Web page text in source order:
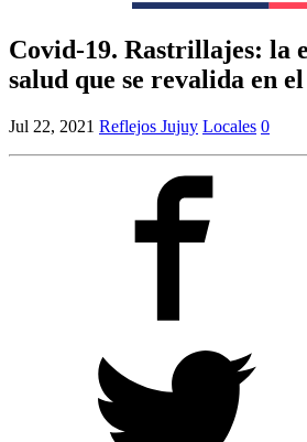
Covid-19. Rastrillajes: la
salud que se revalida en
Jul 22, 2021 Reflejos Jujuy Locales 0